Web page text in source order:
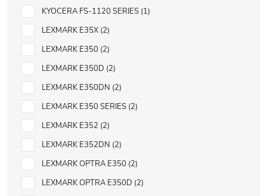
KYOCERA FS-1120 SERIES 1
LEXMARK E35X 2
LEXMARK E350 2
LEXMARK E350D 2
LEXMARK E350DN 2
LEXMARK E350 SERIES 2
LEXMARK E352 2
LEXMARK E352DN 2
LEXMARK OPTRA E350 2
LEXMARK OPTRA E350D 2